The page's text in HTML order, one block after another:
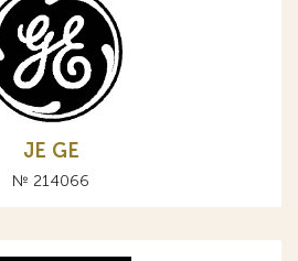
JE GE
№ 214066